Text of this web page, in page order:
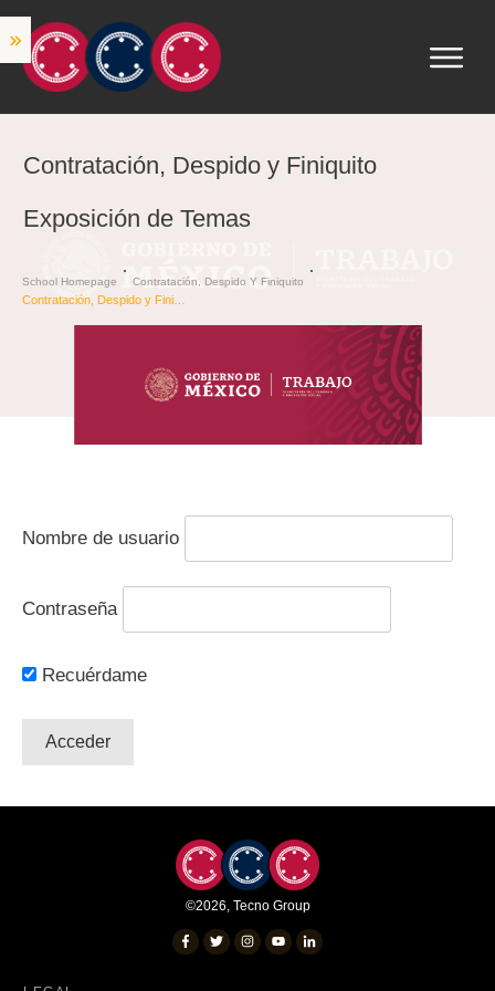
Contratación, Despido y Finiquito
Exposición de Temas
School Homepage Contratación, Despido Y Finiquito
Nombre de usuario
Contraseña
Recuérdame
©2026 Tecno Group